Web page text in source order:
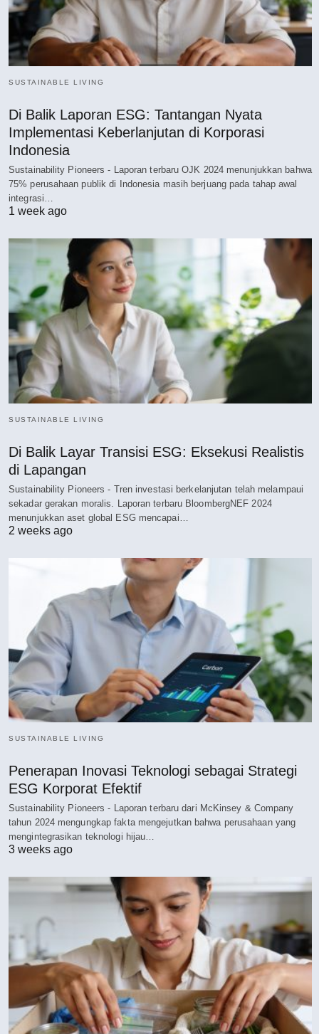
SUSTAINABLE LIVING
Di Balik Laporan ESG: Tantangan Nyata
Implementasi Keberlanjutan di Korporasi
Indonesia
Sustainability Pioneers - Laporan terbaru OJK 2024 menunjukkan bahwa
75% perusahaan publik di Indonesia masih berjuang pada tahap awal
integrasi…
1 week ago
SUSTAINABLE LIVING
Di Balik Layar Transisi ESG: Eksekusi Realistis
di Lapangan
Sustainability Pioneers - Tren investasi berkelanjutan telah melampaui
sekadar gerakan moralis. Laporan terbaru BloombergNEF 2024
menunjukkan aset global ESG mencapai…
2 weeks ago
SUSTAINABLE LIVING
Penerapan Inovasi Teknologi sebagai Strategi
ESG Korporat Efektif
Sustainability Pioneers - Laporan terbaru dari McKinsey & Company
tahun 2024 mengungkap fakta mengejutkan bahwa perusahaan yang
mengintegrasikan teknologi hijau…
3 weeks ago